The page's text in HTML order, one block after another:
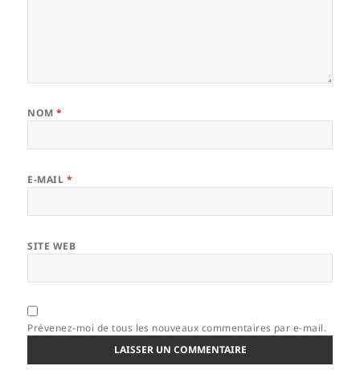
NOM*
E-MAIL *
SITE WEB
Prévenez-moi de tous les nouveaux commentaires par e-mail.